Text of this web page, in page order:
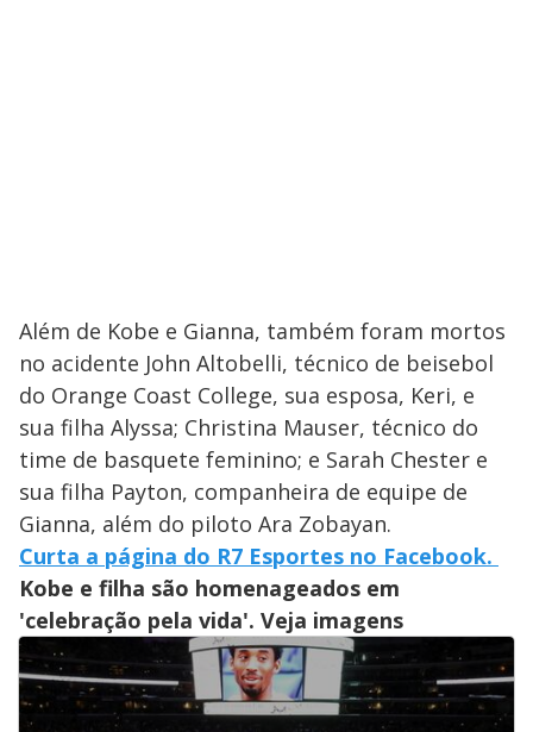
Além de Kobe e Gianna, também foram mortos
no acidente John Altobelli, técnico de beisebol
do Orange Coast College, sua esposa, Keri, e
sua filha Alyssa; Christina Mauser, técnico do
time de basquete feminino; e Sarah Chester e
sua filha Payton, companheira de equipe de
Gianna, além do piloto Ara Zobayan.
Curta a página do R7 Esportes no Facebook.
Kobe e filha são homenageados em
'celebração pela vida'. Veja imagens